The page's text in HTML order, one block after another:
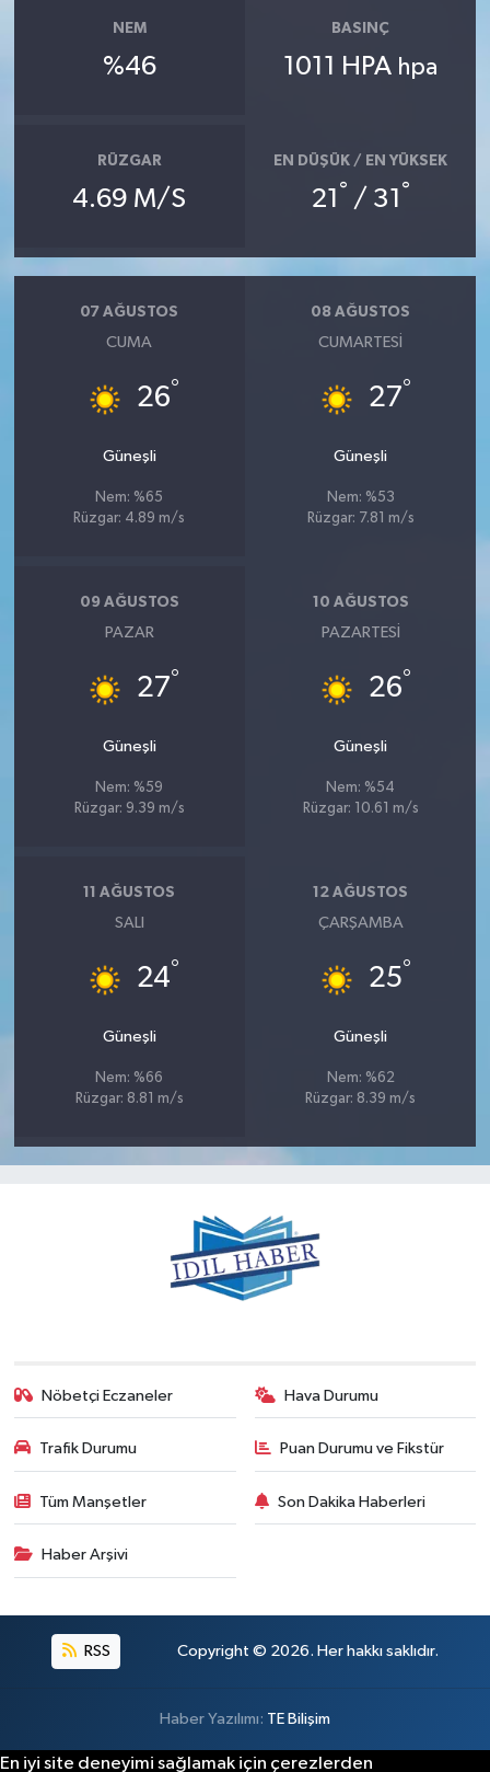
NEM
%46
BASINÇ
1011 HPA hpa
RÜZGAR
4.69 M/S
EN DÜŞÜK / EN YÜKSEK
21 ° / 31 °
07 AĞUSTOS
CUMA
26°
Güneşli
Nem: %65
Rüzgar: 4.89 m/s
08 AĞUSTOS
CUMARTESI
27°
Güneşli
Nem: %53
Rüzgar: 7.81 m/s
09 AĞUSTOS
PAZAR
27°
Güneşli
Nem: %59
Rüzgar: 9.39 m/s
10 AĞUSTOS
PAZARTESI
26°
Güneşli
Nem: %54
Rüzgar: 10.61 m/s
11 AĞUSTOS
SALI
24°
Güneşli
Nem: %66
Rüzgar: 8.81 m/s
12 AĞUSTOS
ÇARŞAMBA
25°
Güneşli
Nem: %62
Rüzgar: 8.39 m/s
Nöbetçi Eczaneler Hava Durumu
Trafik Durumu Puan Durumu ve Fikstür
Tüm Manşetler Son Dakika Haberleri
Haber Arşivi
RSS Copyright © 2026. Her hakkı saklıdır.
Haber Yazılımı: TE Bilişim
En iyi site deneyimi sağlamak için çerezlerden